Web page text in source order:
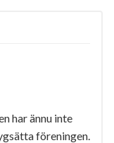
har ännu inte
föreningen.